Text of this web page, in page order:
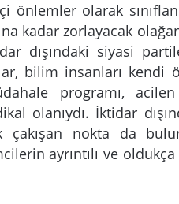
olarak
kadar zorlayacak
dışındaki siyasi
bilim insanları kendi
programı,
olanıydı. İktidar
çakışan nokta da
ayrıntılı ve oldukça